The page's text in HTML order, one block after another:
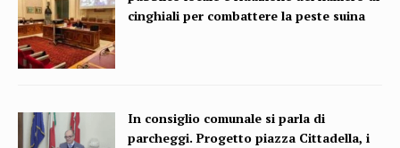
cinghiali per combattere la peste suina
In consiglio comunale si parla di
parcheggi. Progetto piazza Cittadella, i